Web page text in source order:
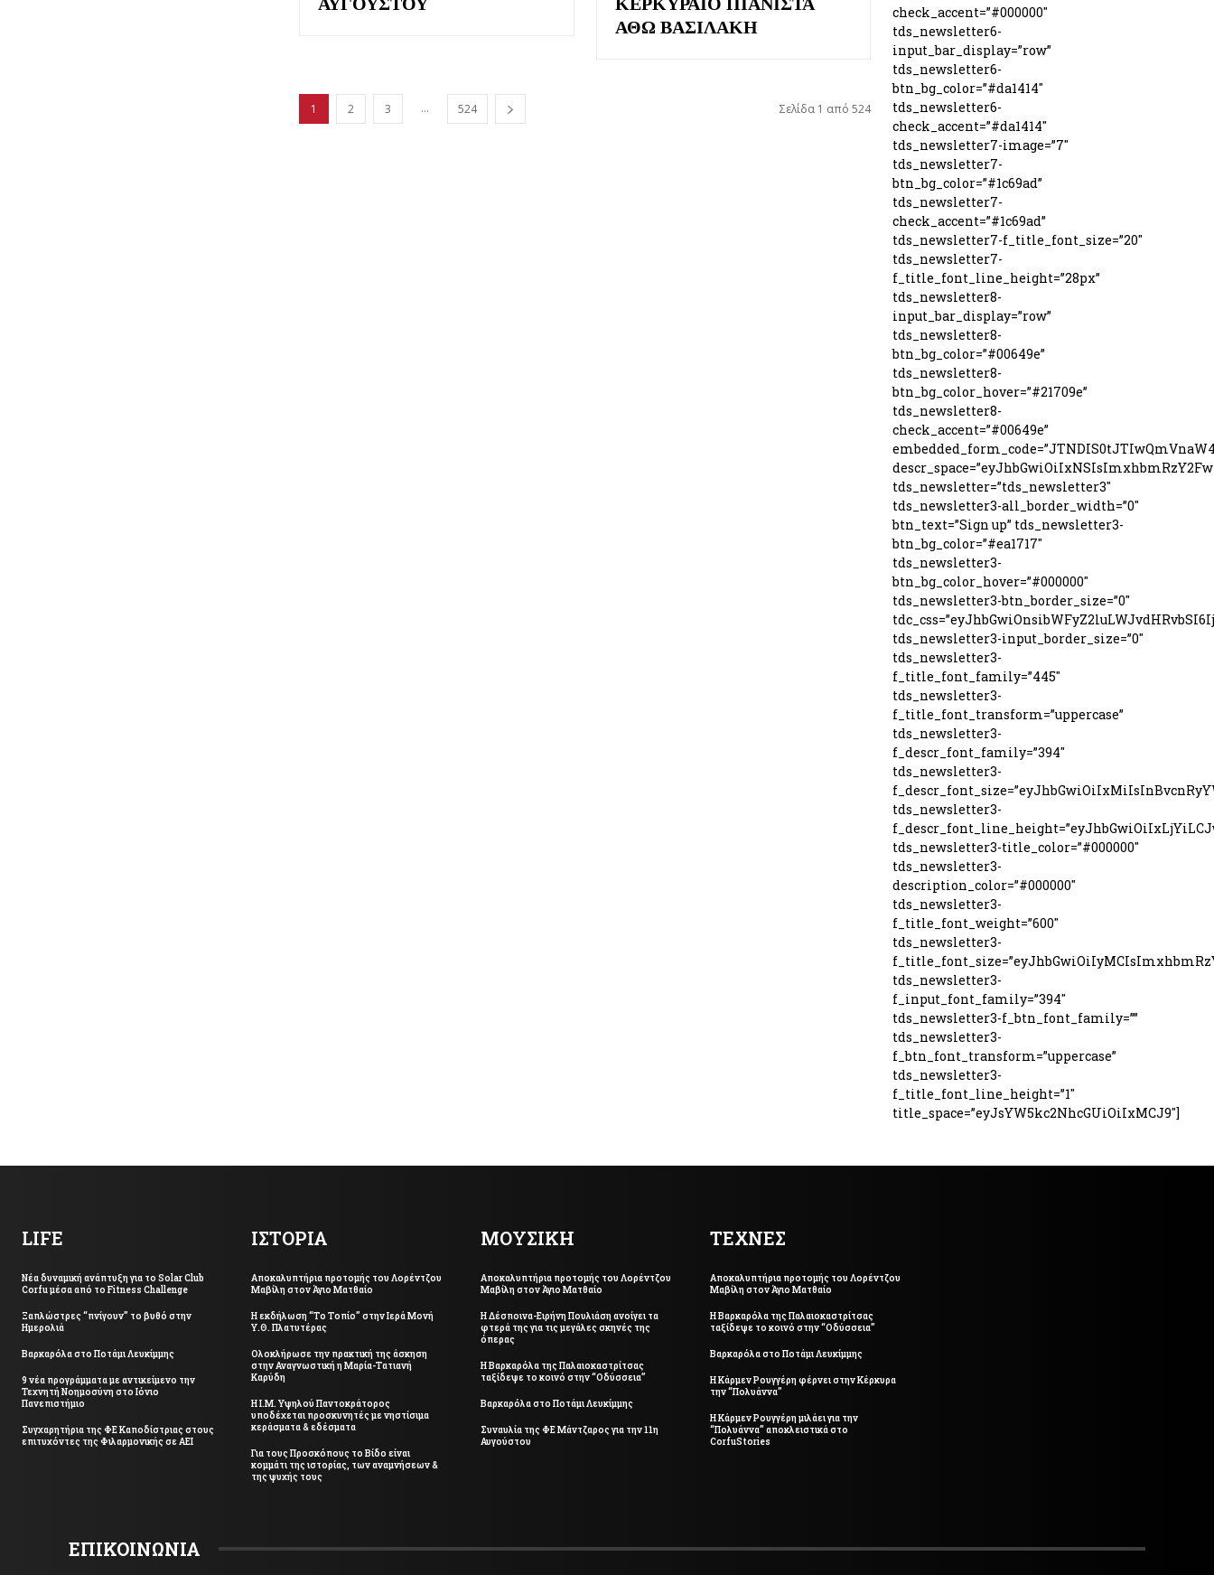
ΆΘΩ ΒΑΣΙΛΆΚΗ
1 2 3 ... 524 Σελίδα 1 από 524
check_accent=”#000000″
tds_newsletter6-
input_bar_display=”row”
tds_newsletter6-
btn_bg_color=”#da1414″
tds_newsletter6-
check_accent=”#da1414″
tds_newsletter7-image=”7″
tds_newsletter7-
btn_bg_color=”#1c69ad”
tds_newsletter7-
check_accent=”#1c69ad”
tds_newsletter7-f_title_font_size=”20″
tds_newsletter7-
f_title_font_line_height=”28px”
tds_newsletter8-
input_bar_display=”row”
tds_newsletter8-
btn_bg_color=”#00649e”
tds_newsletter8-
btn_bg_color_hover=”#21709e”
tds_newsletter8-
check_accent=”#00649e”
tds_newsletter=”tds_newsletter3″
tds_newsletter3-all_border_width=”0″
btn_text=”Sign up” tds_newsletter3-
btn_bg_color=”#ea1717″
tds_newsletter3-
btn_bg_color_hover=”#000000″
tds_newsletter3-btn_border_size=”0″
tds_newsletter3-input_border_size=”0″
tds_newsletter3-
f_title_font_family=”445″
tds_newsletter3-
f_title_font_transform=”uppercase”
tds_newsletter3-
f_descr_font_family=”394″
tds_newsletter3-
tds_newsletter3-
tds_newsletter3-title_color=”#000000″
tds_newsletter3-
description_color=”#000000″
tds_newsletter3-
f_title_font_weight=”600″
tds_newsletter3-
tds_newsletter3-
f_input_font_family=”394″
tds_newsletter3-f_btn_font_family=””
tds_newsletter3-
f_btn_font_transform=”uppercase”
tds_newsletter3-
f_title_font_line_height=”1″
title_space=”eyJsYW5kc2NhcGUiOiIxMCJ9″]
LIFE
Νέα δυναμική ανάπτυξη για το Solar Club
Corfu μέσα από το Fitness Challenge
Ξαπλώστρες “πνίγουν” το βυθό στην
Ημερολιά
Βαρκαρόλα στο Ποτάμι Λευκίμμης
9 νέα προγράμματα με αντικείμενο την
Τεχνητή Νοημοσύνη στο Ιόνιο
Πανεπιστήμιο
Συγχαρητήρια της ΦΕ Καποδίστριας στους
επιτυχόντες της Φιλαρμονικής σε ΑΕΙ
ΙΣΤΟΡΙΑ
Αποκαλυπτήρια προτομής του Λορέντζου
Μαβίλη στον Άγιο Ματθαίο
Η εκδήλωση “Το Τοπίο” στην Ιερά Μονή
Υ.Θ. Πλατυτέρας
Ολοκλήρωσε την πρακτική της άσκηση
στην Αναγνωστική η Μαρία-Τατιανή
Καρύδη
Η Ι.Μ. Υψηλού Παντοκράτορος
υποδέχεται προσκυνητές με νηστίσιμα
κεράσματα & εδέσματα
Για τους Προσκόπους το Βίδο είναι
κομμάτι της ιστορίας, των αναμνήσεων &
της ψυχής τους
ΜΟΥΣΙΚΗ
Αποκαλυπτήρια προτομής του Λορέντζου
Μαβίλη στον Άγιο Ματθαίο
Η Δέσποινα-Ειρήνη Πουλιάση ανοίγει τα
φτερά της για τις μεγάλες σκηνές της
όπερας
Η Βαρκαρόλα της Παλαιοκαστρίτσας
ταξίδεψε το κοινό στην “Οδύσσεια”
Βαρκαρόλα στο Ποτάμι Λευκίμμης
Συναυλία της ΦΕ Μάντζαρος για την 11η
Αυγούστου
ΤΕΧΝΕΣ
Αποκαλυπτήρια προτομής του Λορέντζου
Μαβίλη στον Άγιο Ματθαίο
Η Βαρκαρόλα της Παλαιοκαστρίτσας
ταξίδεψε το κοινό στην “Οδύσσεια”
Βαρκαρόλα στο Ποτάμι Λευκίμμης
Η Κάρμεν Ρουγγέρη φέρνει στην Κέρκυρα
την “Πολυάννα”
Η Κάρμεν Ρουγγέρη μιλάει για την
“Πολυάννα” αποκλειστικά στο
CorfuStories
ΕΠΙΚΟΙΝΩΝΙΑ